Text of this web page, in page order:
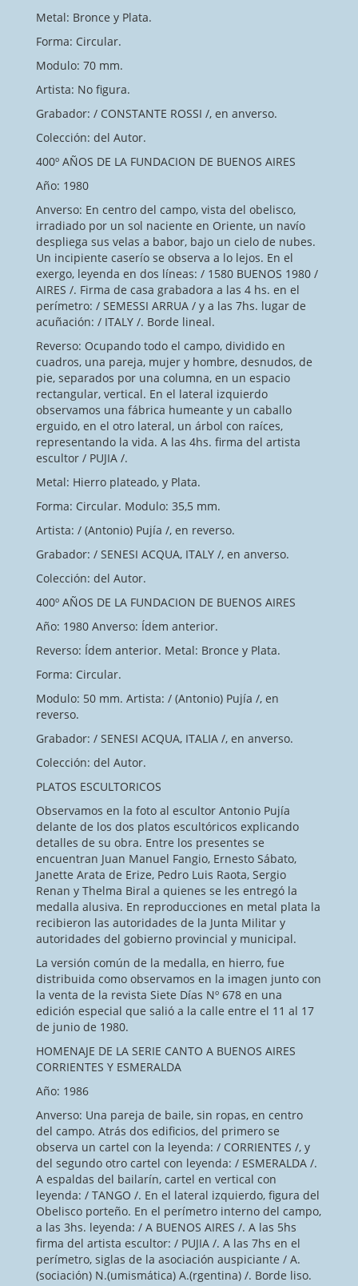
Metal: Bronce y Plata.
Forma: Circular.
Modulo: 70 mm.
Artista: No figura.
Grabador: / CONSTANTE ROSSI /, en anverso.
Colección: del Autor.
400º AÑOS DE LA FUNDACION DE BUENOS AIRES
Año: 1980
Anverso: En centro del campo, vista del obelisco,
irradiado por un sol naciente en Oriente, un navío
despliega sus velas a babor, bajo un cielo de nubes.
Un incipiente caserío se observa a lo lejos. En el
exergo, leyenda en dos líneas: / 1580 BUENOS 1980 /
AIRES /. Firma de casa grabadora a las 4 hs. en el
perímetro: / SEMESSI ARRUA / y a las 7hs. lugar de
acuñación: / ITALY /. Borde lineal.
Reverso: Ocupando todo el campo, dividido en
cuadros, una pareja, mujer y hombre, desnudos, de
pie, separados por una columna, en un espacio
rectangular, vertical. En el lateral izquierdo
observamos una fábrica humeante y un caballo
erguido, en el otro lateral, un árbol con raíces,
representando la vida. A las 4hs. firma del artista
escultor / PUJIA /.
Metal: Hierro plateado, y Plata.
Forma: Circular. Modulo: 35,5 mm.
Artista: / (Antonio) Pujía /, en reverso.
Grabador: / SENESI ACQUA, ITALY /, en anverso.
Colección: del Autor.
400º AÑOS DE LA FUNDACION DE BUENOS AIRES
Año: 1980 Anverso: Ídem anterior.
Reverso: Ídem anterior. Metal: Bronce y Plata.
Forma: Circular.
Modulo: 50 mm. Artista: / (Antonio) Pujía /, en
reverso.
Grabador: / SENESI ACQUA, ITALIA /, en anverso.
Colección: del Autor.
PLATOS ESCULTORICOS
Observamos en la foto al escultor Antonio Pujía
delante de los dos platos escultóricos explicando
detalles de su obra. Entre los presentes se
encuentran Juan Manuel Fangio, Ernesto Sábato,
Janette Arata de Erize, Pedro Luis Raota, Sergio
Renan y Thelma Biral a quienes se les entregó la
medalla alusiva. En reproducciones en metal plata la
recibieron las autoridades de la Junta Militar y
autoridades del gobierno provincial y municipal.
La versión común de la medalla, en hierro, fue
distribuida como observamos en la imagen junto con
la venta de la revista Siete Días Nº 678 en una
edición especial que salió a la calle entre el 11 al 17
de junio de 1980.
HOMENAJE DE LA SERIE CANTO A BUENOS AIRES
CORRIENTES Y ESMERALDA
Año: 1986
Anverso: Una pareja de baile, sin ropas, en centro
del campo. Atrás dos edificios, del primero se
observa un cartel con la leyenda: / CORRIENTES /, y
del segundo otro cartel con leyenda: / ESMERALDA /.
A espaldas del bailarín, cartel en vertical con
leyenda: / TANGO /. En el lateral izquierdo, figura del
Obelisco porteño. En el perímetro interno del campo,
a las 3hs. leyenda: / A BUENOS AIRES /. A las 5hs
firma del artista escultor: / PUJIA /. A las 7hs en el
perímetro, siglas de la asociación auspiciante / A.
(sociación) N.(umismática) A.(rgentina) /. Borde liso.